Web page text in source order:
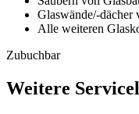
Glaswände/-dächer
Alle weiteren
Zubuchbar
Weitere